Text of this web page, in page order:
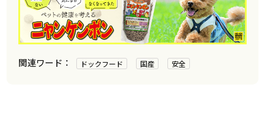
ドックフード 国産 安全